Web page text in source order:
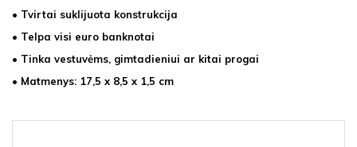
• Tvirtai suklijuota konstrukcija
• Telpa visi euro banknotai
• Tinka vestuvėms, gimtadieniui ar kitai progai
• Matmenys: 17,5 x 8,5 x 1,5 cm